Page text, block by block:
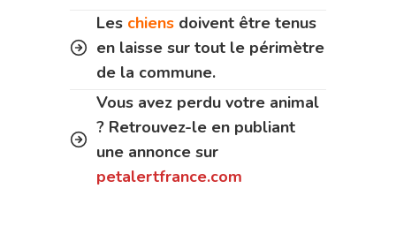
Les chiens doivent être tenus
en laisse sur tout le périmètre
de la commune.
Vous avez perdu votre animal
? Retrouvez-le en publiant
une annonce sur
petalertfrance.com